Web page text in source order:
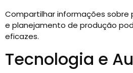
Compartilhar informações sobre
e planejamento de produção
eficazes.
Tecnologia e